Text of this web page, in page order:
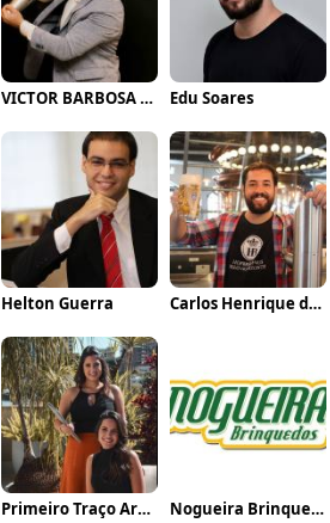
VICTOR BARBOSA QUARANTA Edu Soares
Helton Guerra Carlos Henrique de Faria Vasconcelos
Primeiro Traço Arquitetura Nogueira Brinquedos